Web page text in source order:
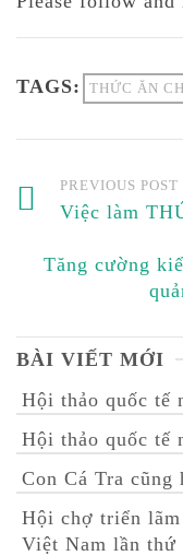
TAGS: THỨC ĂN
PREVIOUS POST
Việc làm
Tăng cường
BÀI VIẾT MỚI
Hội thảo quốc tế
Hội thảo quốc tế
Con Cá Tra cũng
Hội chợ triển lãm
Việt Nam lần thứ